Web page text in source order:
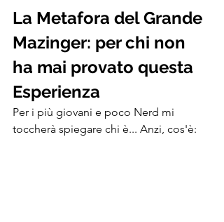
La Metafora del Grande
Mazinger: per chi non
ha mai provato questa
Esperienza
Per i più giovani e poco Nerd mi
toccherà spiegare chi è... Anzi, cos'è: